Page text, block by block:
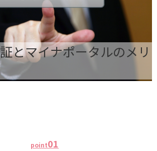
とマイナポータルのメリ
point01